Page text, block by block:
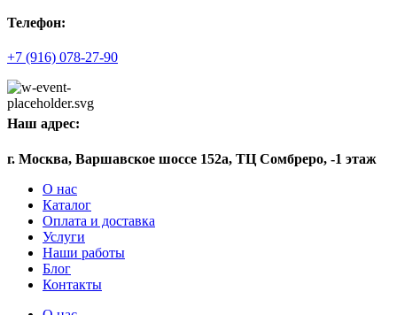
Телефон:
+7 (916) 078-27-90
Наш адрес:
г. Москва, Варшавское шоссе 152а, ТЦ Сомбреро, -1 этаж
О нас
Каталог
Оплата и доставка
Услуги
Наши работы
Блог
Контакты